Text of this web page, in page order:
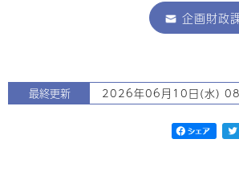
企画財政
最終更新 2026年06月10日(水)